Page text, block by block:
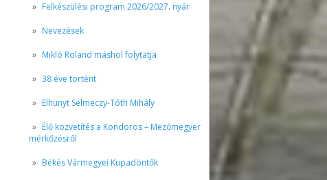
Felkészülési program 2026/2027. nyár
Nevezések
Mikló Roland máshol folytatja
38 éve történt
Elhunyt Selmeczy-Tóth Mihály
Élő közvetítés a Kondoros – Mezőmegyer
mérkőzésről
Békés Vármegyei Kupadöntők